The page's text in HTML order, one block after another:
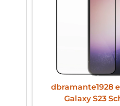
dbramante1928
Galaxy S23